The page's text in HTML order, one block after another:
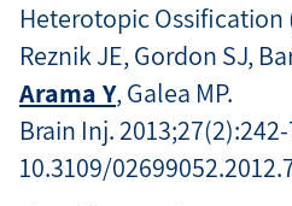
Heterotopic Ossification
Reznik JE, Gordon SJ,
Arama Y, Galea MP.
Brain Inj.
10.3109/